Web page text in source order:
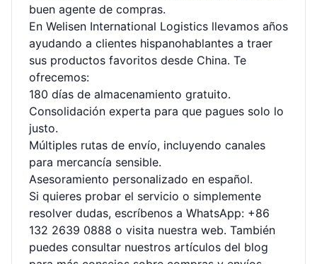
buen agente de compras.
En Welisen International Logistics llevamos años
ayudando a clientes hispanohablantes a traer
sus productos favoritos desde China. Te
ofrecemos:
180 días de almacenamiento gratuito.
Consolidación experta para que pagues solo lo
justo.
Múltiples rutas de envío, incluyendo canales
para mercancía sensible.
Asesoramiento personalizado en español.
Si quieres probar el servicio o simplemente
resolver dudas, escríbenos a WhatsApp: +86
132 2639 0888 o visita nuestra web. También
puedes consultar nuestros artículos del blog